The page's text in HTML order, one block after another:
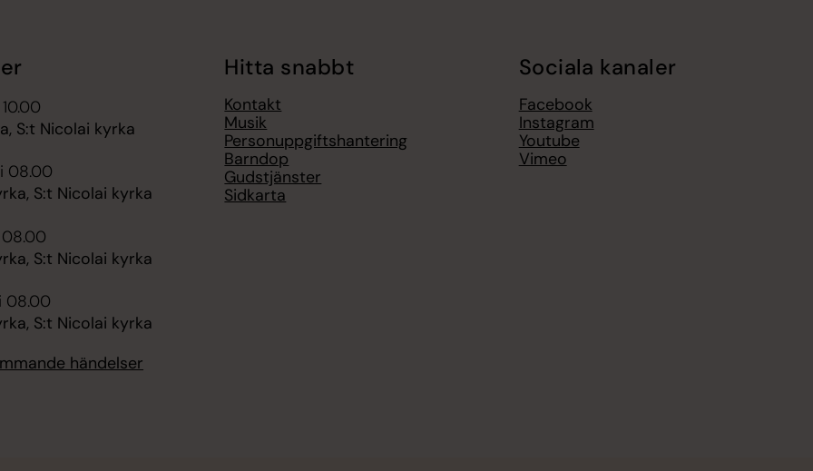
S:t Nicolai kyrka
08.00
S:t Nicolai kyrka
08.00
S:t Nicolai kyrka
08.00
S:t Nicolai kyrka
händelser
Hitta snabbt
Kontakt
Musik
Personuppgiftshantering
Barndop
Gudstjänster
Sidkarta
Sociala kanaler
Facebook
Instagram
Youtube
Vimeo